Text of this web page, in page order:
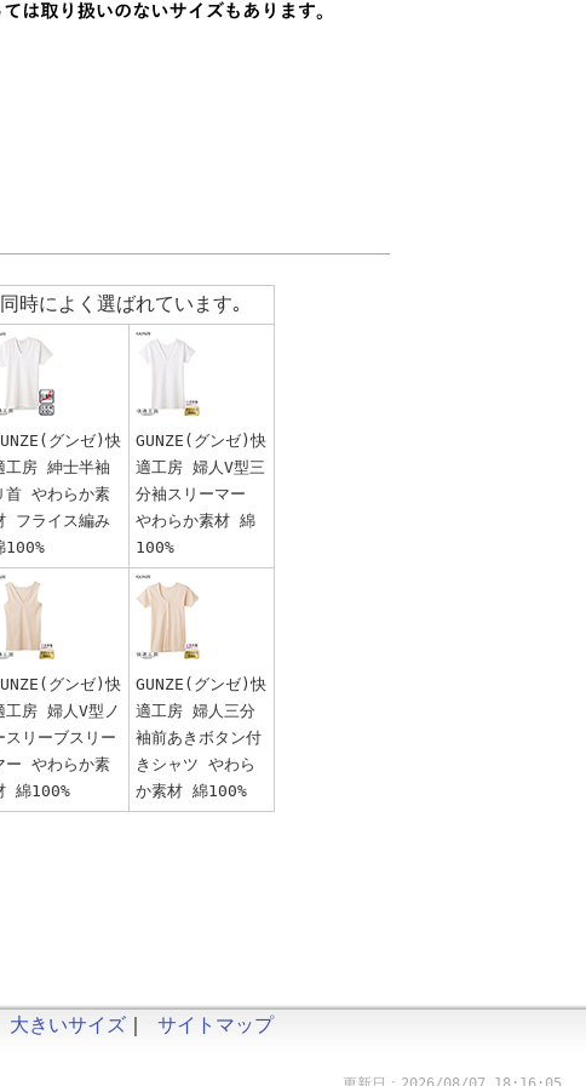
時によく選ばれています｡
グンゼ)快
工房 紳士半袖
首 やわらか素
フライス編み
100%
GUNZE(グンゼ)快
適工房 婦人V型三
分袖スリーマー
やわらか素材 綿
100%
グンゼ)快
工房 婦人V型ノ
スリーブスリー
ー やわらか素
綿100%
GUNZE(グンゼ)快
適工房 婦人三分
袖前あきボタン付
きシャツ やわら
か素材 綿100%
大きいサイズ ｜ サイトマップ